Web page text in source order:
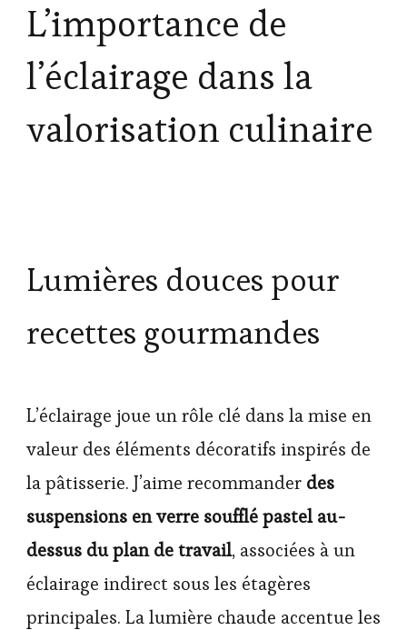
L’importance de
l’éclairage dans la
valorisation culinaire
Lumières douces pour
recettes gourmandes
L’éclairage joue un rôle clé dans la mise en
valeur des éléments décoratifs inspirés de
la pâtisserie. J’aime recommander des
suspensions en verre soufflé pastel au-
dessus du plan de travail, associées à un
éclairage indirect sous les étagères
principales. La lumière chaude accentue les